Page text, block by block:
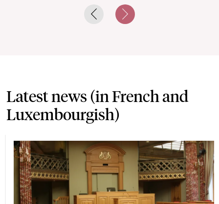
Previous slideNext slide
Latest news (in French and
Luxembourgish)